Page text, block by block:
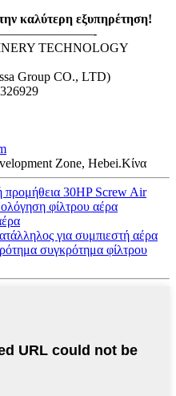
καλύτερη εξυπηρέτηση!
TECHNOLOGY
Group CO., LTD)
Zone, Hebei.Κίνα
προμήθεια 30HP Screw Air
φίλτρου αέρα
για συμπιεστή αέρα
συγκρότημα φίλτρου